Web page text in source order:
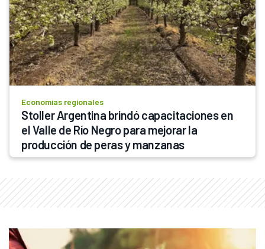
Economías regionales
Stoller Argentina brindó capacitaciones en
el Valle de Río Negro para mejorar la
producción de peras y manzanas